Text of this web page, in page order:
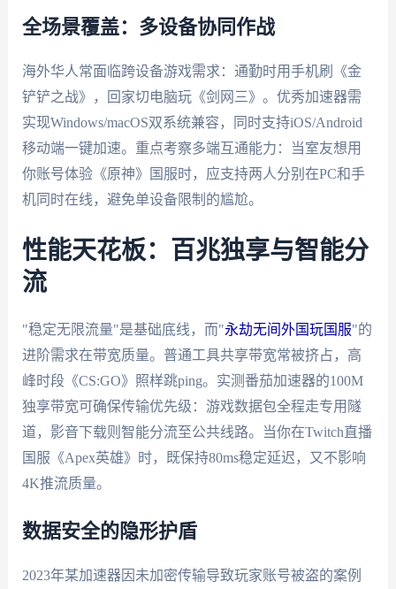
全场景覆盖：多设备协同作战
海外华人常面临跨设备游戏需求：通勤时用手机刷《金
铲铲之战》，回家切电脑玩《剑网三》。优秀加速器需
实现Windows/macOS双系统兼容，同时支持iOS/Android
移动端一键加速。重点考察多端互通能力：当室友想用
你账号体验《原神》国服时，应支持两人分别在PC和手
机同时在线，避免单设备限制的尴尬。
性能天花板：百兆独享与智能分
流
"稳定无限流量"是基础底线，而"永劫无间外国玩国服"的
进阶需求在带宽质量。普通工具共享带宽常被挤占，高
峰时段《CS:GO》照样跳ping。实测番茄加速器的100M
独享带宽可确保传输优先级：游戏数据包全程走专用隧
道，影音下载则智能分流至公共线路。当你在Twitch直播
国服《Apex英雄》时，既保持80ms稳定延迟，又不影响
4K推流质量。
数据安全的隐形护盾
2023年某加速器因未加密传输导致玩家账号被盗的案例